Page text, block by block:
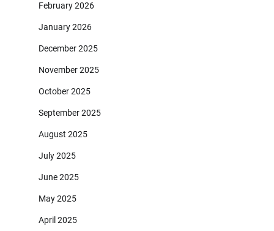
February 2026
January 2026
December 2025
November 2025
October 2025
September 2025
August 2025
July 2025
June 2025
May 2025
April 2025